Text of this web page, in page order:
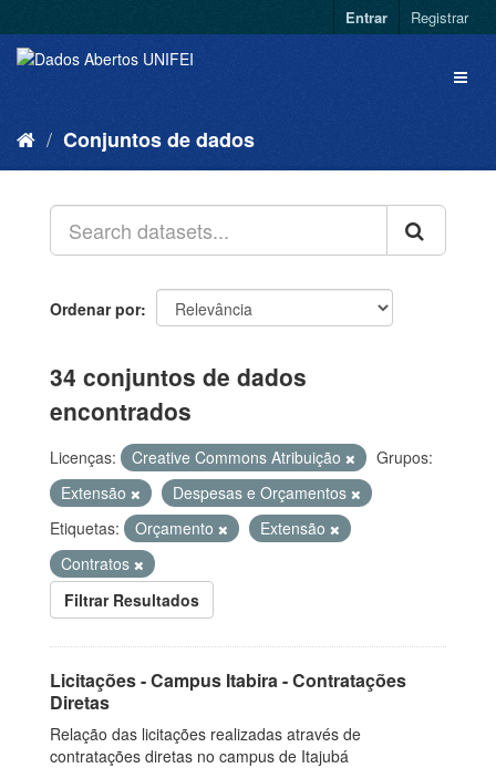
Entrar Registrar
Conjuntos de dados
Ordenar por
34 conjuntos de dados
encontrados
Licenças: Creative Commons Atribuição
Grupos:
Extensão
Despesas e Orçamentos
Etiquetas:
Orçamento
Extensão
Contratos
Filtrar Resultados
Licitações - Campus Itabira - Contratações
Diretas
Relação das licitações realizadas através de
contratações diretas no campus de Itajubá